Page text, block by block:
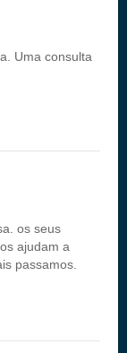
Uma consulta
os seus
ajudam a
passamos.